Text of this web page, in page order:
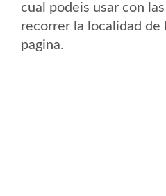
cual podeis usar con
recorrer la localidad de
pagina.